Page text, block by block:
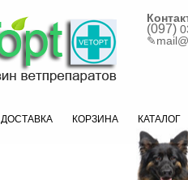
(097)
✎
ДОСТАВКА КОРЗИНА КАТАЛОГ